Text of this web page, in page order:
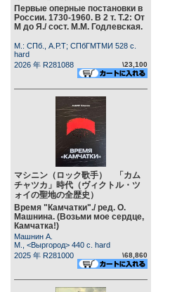
Первые оперные постановки в
России. 1730-1960. В 2 т. Т.2: От
М до Я./ сост. М.М. Годлевская.
М.: СПб., А.Р.Т; СПбГМТМИ 528 c.
hard
2026 年 R281088
\23,100
マシニン（ロック歌手） 「カム
チャツカ」時代（ヴィクトル・ツ
ォイの聖地の全歴史）
Время "Камчатки"./ ред. О.
Машнина. (Возьми мое сердце,
Камчатка!)
Машнин А.
М., <Выргород> 440 c. hard
2025 年 R281000
\68,860